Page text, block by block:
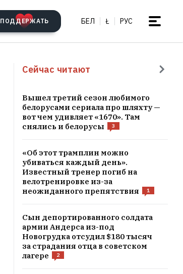
ПОДДЕРЖАТЬ БЕЛ Ł РУС
Сейчас читают
Вышел третий сезон любимого
белорусами сериала про шляхту —
вот чем удивляет «1670». Там
снялись и белорусы
3
«Об этот трамплин можно
убиваться каждый день».
Известный тренер погиб на
велотренировке из-за
неожиданного препятствия
1
Сын депортированного солдата
армии Андерса из-под
Новогрудка отсудил $180 тысяч
за страдания отца в советском
лагере
2